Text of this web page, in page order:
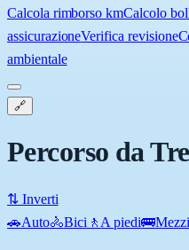
Calcola rimborso kmCalcolo
assicurazioneVerifica revisione
ambientale
🔗
Percorso da
⇅ Inverti
🚗Auto🚴Bici 🚶 A piedi🚌Mezzi